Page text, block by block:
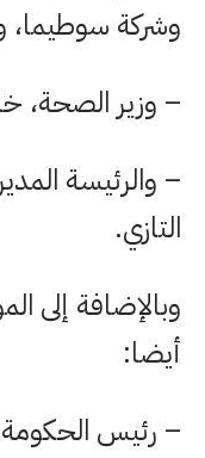
وشركة سوطيما،
– وزير الصحة،
– والرئيسة
التازي.
وبالإضافة إلى
أيضا:
– رئيس